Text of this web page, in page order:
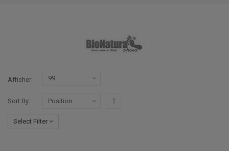
Afficher
Sort By Par ordre croissant
Select Filter